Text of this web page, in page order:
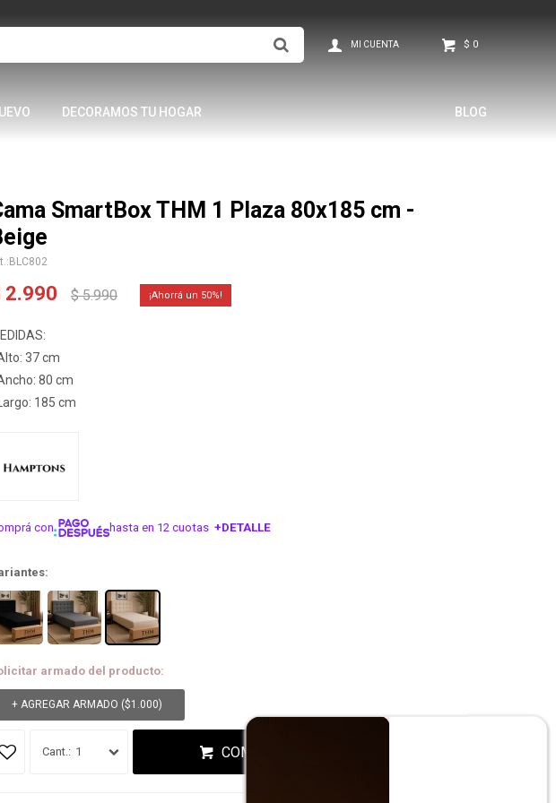
DECORAMOS TU HOGAR BLOG
$ 0
SmartBox THM 1 Plaza 80x185 cm -
BLC802
2.990 $ 5.990 50
37 cm
80 cm
185 cm
con hasta en 12 cuotas +DETALLE
armado del producto:
+ AGREGAR ARMADO ($1.000)
1 COMPRAR